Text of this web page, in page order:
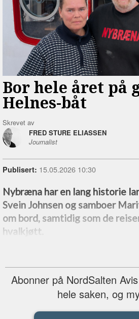
Bor hele året på
Helnes-båt
Skrevet av
FRED STURE ELIASSEN
Journalist
Publisert: 15.05.2026 10:30
Nybræna har en lang historie
Svein Johnsen og samboer
om bord, samtidig som de
hvalkjøtt.
Abonner på NordSalten
hele saken, og